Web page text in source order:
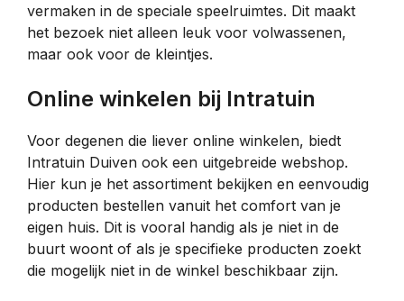
vermaken in de speciale speelruimtes. Dit maakt
het bezoek niet alleen leuk voor volwassenen,
maar ook voor de kleintjes.
Online winkelen bij Intratuin
Voor degenen die liever online winkelen, biedt
Intratuin Duiven ook een uitgebreide webshop.
Hier kun je het assortiment bekijken en eenvoudig
producten bestellen vanuit het comfort van je
eigen huis. Dit is vooral handig als je niet in de
buurt woont of als je specifieke producten zoekt
die mogelijk niet in de winkel beschikbaar zijn.